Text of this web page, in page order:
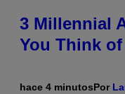
3 Millennial
You Think
hace 4 minutosPor